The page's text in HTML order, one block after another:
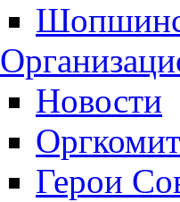
Новости
Герои